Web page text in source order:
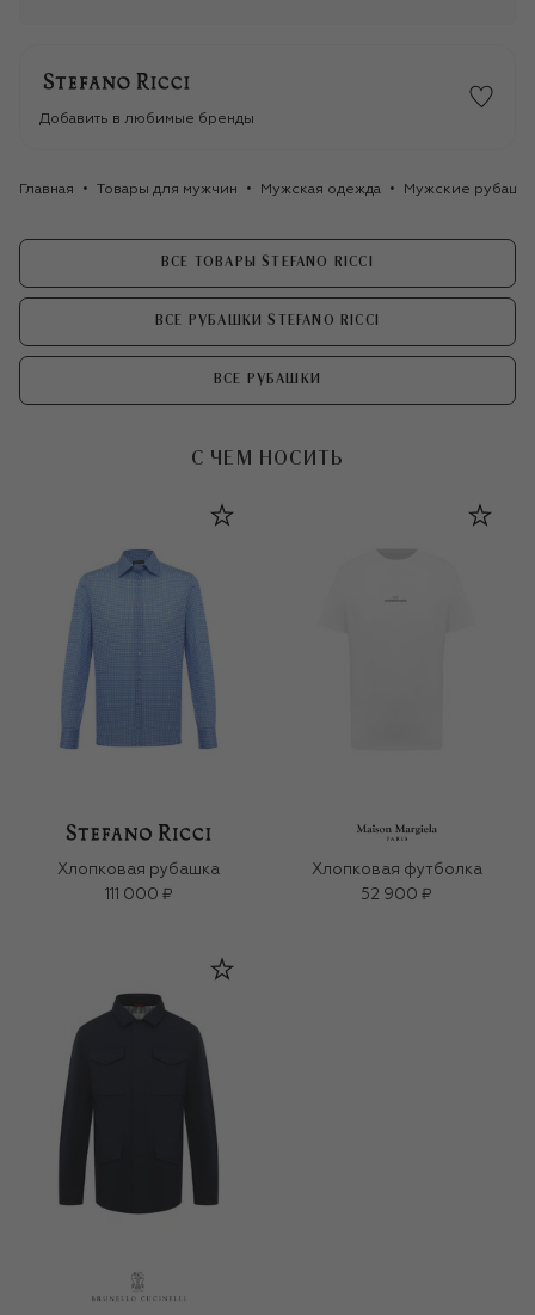
Добавить в любимые бренды
Главная Товары для мужчин Мужская одежда Мужские
ВСЕ ТОВАРЫ STEFANO RICCI
ВСЕ РУБАШКИ STEFANO RICCI
ВСЕ РУБАШКИ
С ЧЕМ НОСИТЬ
Хлопковая рубашка
111 000 ₽
Хлопковая футболка
52 900 ₽